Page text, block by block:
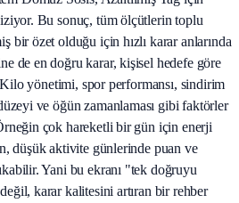
Bu sonuç, tüm ölçütlerin toplu
bir özet olduğu için hızlı karar anlarında
de en doğru karar, kişisel hedefe göre
yönetimi, spor performansı, sindirim
ve öğün zamanlaması gibi faktörler
çok hareketli bir gün için enerji
düşük aktivite günlerinde puan ve
Yani bu ekranı "tek doğruyu
karar kalitesini artıran bir rehber